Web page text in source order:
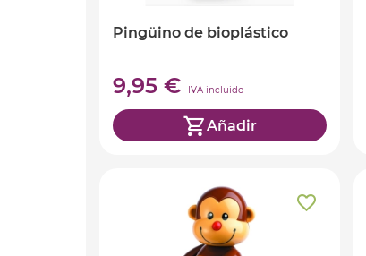
Pingüino de bioplástico
9,95 € IVA incluido
Añadir